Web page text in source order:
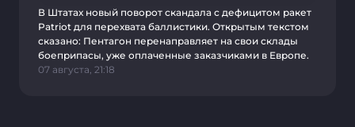
В Штатах новый поворот скандала с дефицитом ракет
Patriot для перехвата баллистики. Открытым текстом
сказано: Пентагон перенаправляет на свои склады
боеприпасы, уже оплаченные заказчиками в Европе.
07 августа, 21:18